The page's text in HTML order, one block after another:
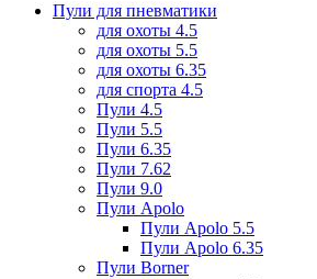
Пули для пневматики
для охоты 4.5
для охоты 5.5
для охоты 6.35
для спорта 4.5
Пули 4.5
Пули 5.5
Пули 6.35
Пули 7.62
Пули 9.0
Пули Apolo
Пули Apolo 5.5
Пули Apolo 6.35
Пули Borner